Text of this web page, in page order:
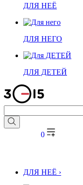
ДЛЯ НЕЁ
ДЛЯ НЕГО
ДЛЯ ДЕТЕЙ
0
ДЛЯ НЕЁ ›